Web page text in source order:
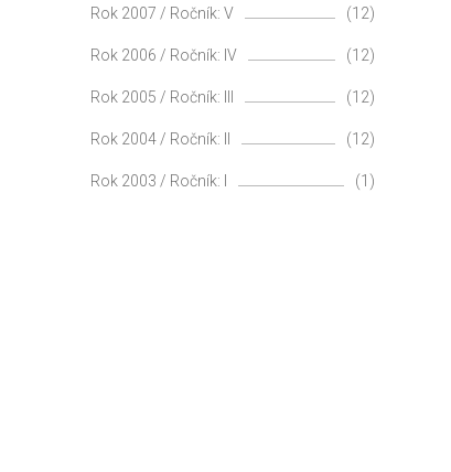
Rok 2007 / Ročník: V (12)
Rok 2006 / Ročník: IV (12)
Rok 2005 / Ročník: III (12)
Rok 2004 / Ročník: II (12)
Rok 2003 / Ročník: I (1)